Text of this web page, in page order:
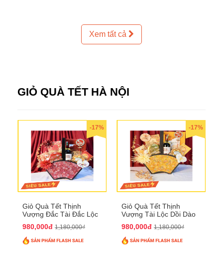
Xem tất cả
GIỎ QUÀ TẾT HÀ NỘI
-17%
Giỏ Quà Tết Thịnh
Vượng Đắc Tài Đắc Lộc
980,000đ 1,180,000₫
-17%
Giỏ Quà Tết Thịnh
Vượng Tài Lộc Dồi Dào
980,000đ 1,180,000₫